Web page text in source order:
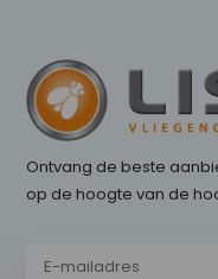
Ontvang de beste
op de hoogte van de